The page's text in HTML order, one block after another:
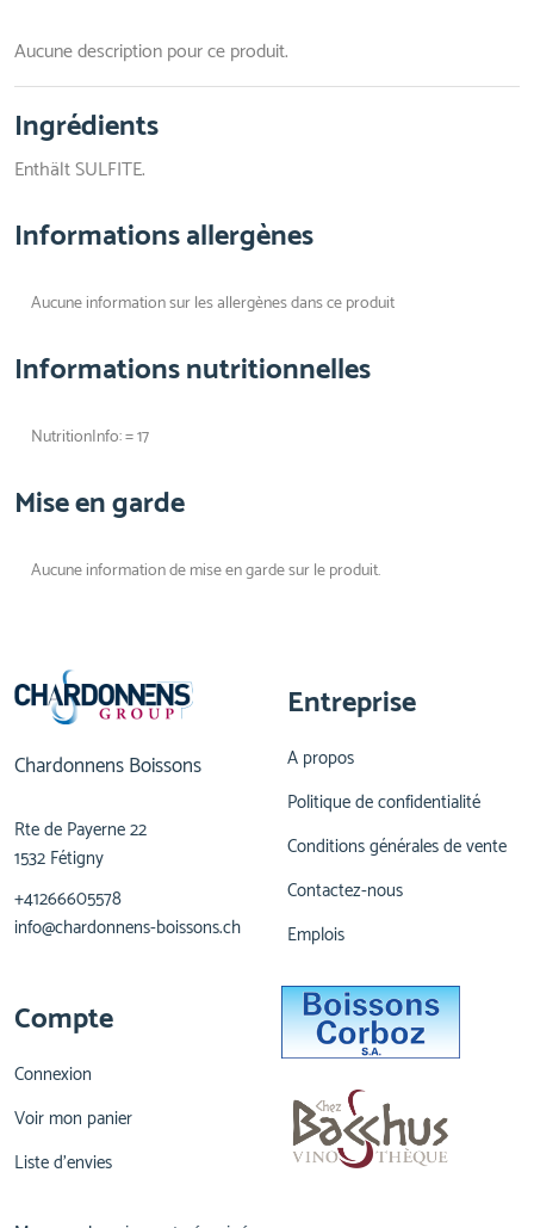
Aucune description pour ce produit.
Ingrédients
Enthält SULFITE.
Informations allergènes
Aucune information sur les allergènes dans ce produit
Informations nutritionnelles
NutritionInfo: = 17
Mise en garde
Aucune information de mise en garde sur le produit.
Chardonnens Boissons
Rte de Payerne 22
1532 Fétigny
+41266605578
info@chardonnens-boissons.ch
Entreprise
A propos
Politique de confidentialité
Conditions générales de vente
Contactez-nous
Emplois
Compte
Connexion
Voir mon panier
Liste d'envies